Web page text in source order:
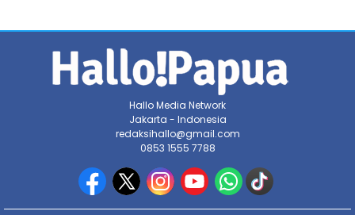
Hallo Media Network
Jakarta - Indonesia
redaksihallo@gmail.com
0853 1555 7788